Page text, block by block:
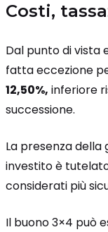
Costi,
Dal punto di vista
fatta eccezione
12,50%, inferiore
successione.
La presenza
investito è
considerati più
Il buono 3×4 può